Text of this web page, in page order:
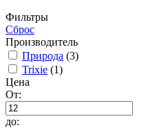
Фильтры
Сброс
Производитель
Природа (3)
Trixie (1)
Цена
От:
до: